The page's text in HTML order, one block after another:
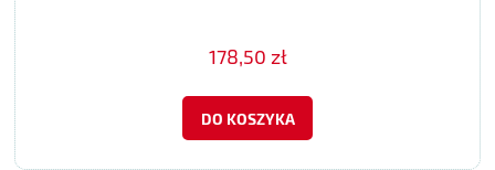
178,50 zł
DO KOSZYKA